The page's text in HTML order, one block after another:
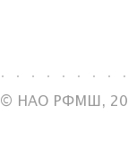
© НАО РФМШ,